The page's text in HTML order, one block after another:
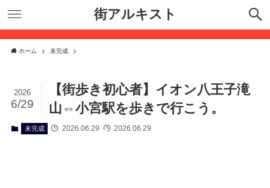
街アルキスト
ホーム 未完成
【街歩き初心者】イオン八王子滝
山⇔小宮駅を歩きで行こう。
2026
6/29
未完成 2026.06.29 2026.06.29